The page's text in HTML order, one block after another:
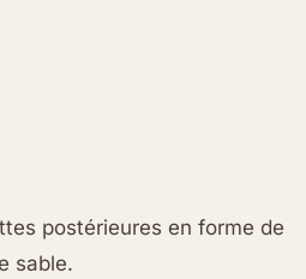
postérieures en forme de
sable.